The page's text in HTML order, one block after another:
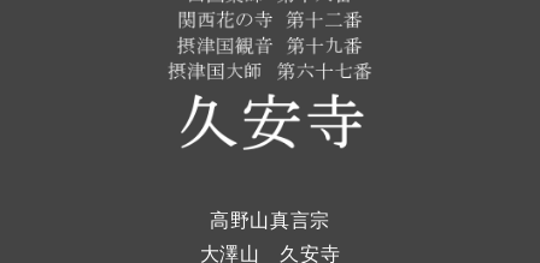
高野山真言宗
大澤山 久安寺